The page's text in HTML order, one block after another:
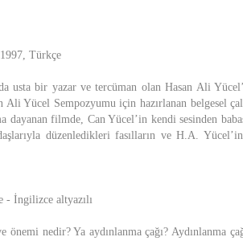
Türkçe
usta bir yazar ve tercüman olan Hasan Ali
Ali Yücel Sempozyumu için hazırlanan belgesel
dayanan filmde, Can Yücel’in kendi sesinden
düzenledikleri fasılların ve H.A.
İngilizce altyazılı
nedir? Ya aydınlanma çağı? Aydınlanma